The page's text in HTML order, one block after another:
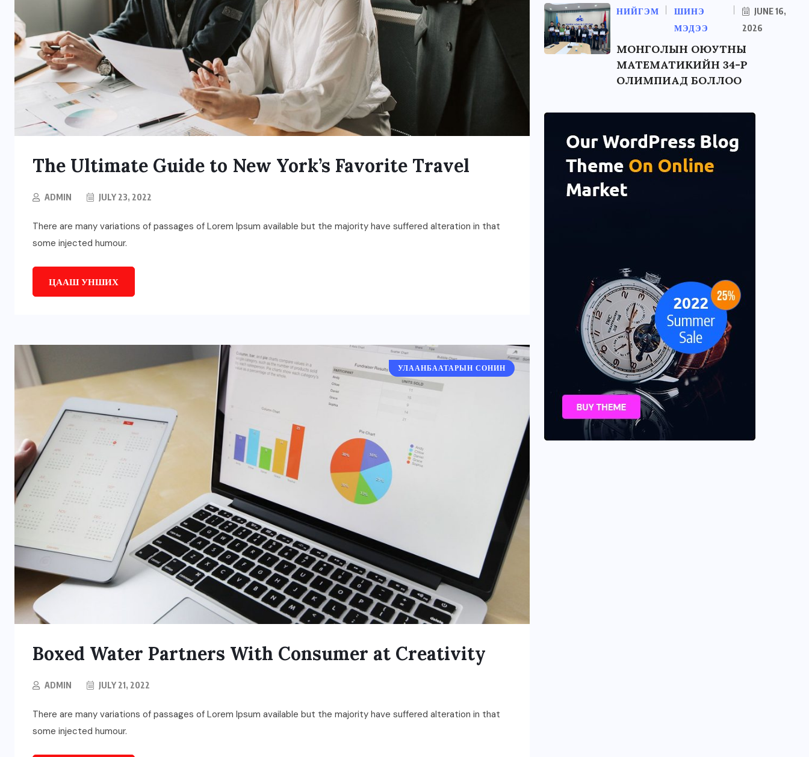
The Ultimate Guide to New York’s Favorite Travel
ADMIN JULY 23, 2022
There are many variations of passages of Lorem Ipsum available but the majority have suffered alteration in that
some injected humour.
ЦААШ УНШИХ
УЛААНБААТАРЫН СОНИН
Boxed Water Partners With Consumer at Creativity
ADMIN JULY 21, 2022
There are many variations of passages of Lorem Ipsum available but the majority have suffered alteration in that
some injected humour.
НИЙГЭМ
ШИНЭ
МЭДЭЭ
JUNE 16,
2026
МОНГОЛЫН ОЮУТНЫ
МАТЕМАТИКИЙН 34-Р
ОЛИМПИАД БОЛЛОО